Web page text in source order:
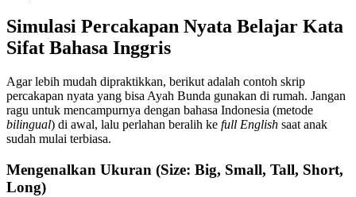
Simulasi Percakapan Nyata Belajar Kata
Sifat Bahasa Inggris
Agar lebih mudah dipraktikkan, berikut adalah contoh skrip
percakapan nyata yang bisa Ayah Bunda gunakan di rumah. Jangan
ragu untuk mencampurnya dengan bahasa Indonesia (metode
bilingual) di awal, lalu perlahan beralih ke full English saat anak
sudah mulai terbiasa.
Mengenalkan Ukuran (Size: Big, Small, Tall, Short,
Long)